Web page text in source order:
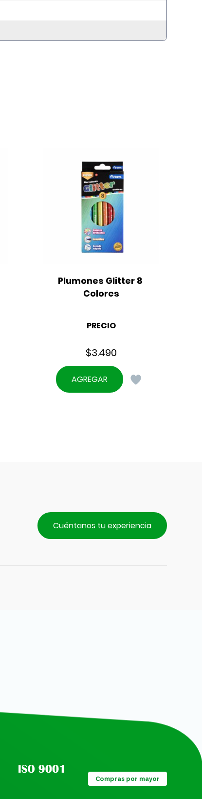
Plumones Glitter 8
Colores
PRECIO
$3.490
AGREGAR
Cuéntanos tu experiencia
Compras por mayor